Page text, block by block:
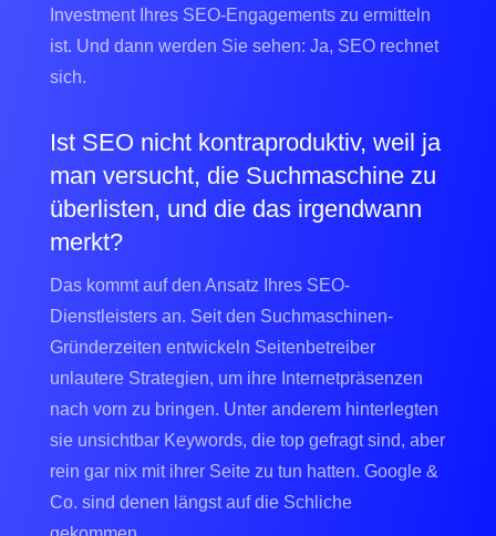
Investment Ihres SEO-Engagements zu ermitteln
ist. Und dann werden Sie sehen: Ja, SEO rechnet
sich.
Ist SEO nicht kontraproduktiv, weil ja
man versucht, die Suchmaschine zu
überlisten, und die das irgendwann
merkt?
Das kommt auf den Ansatz Ihres SEO-
Dienstleisters an. Seit den Suchmaschinen-
Gründerzeiten entwickeln Seitenbetreiber
unlautere Strategien, um ihre Internetpräsenzen
nach vorn zu bringen. Unter anderem hinterlegten
sie unsichtbar Keywords, die top gefragt sind, aber
rein gar nix mit ihrer Seite zu tun hatten. Google &
Co. sind denen längst auf die Schliche